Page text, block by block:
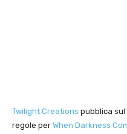
Twilight Creations pubblica
regole per When Darkness